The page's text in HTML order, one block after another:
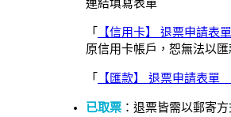
連結填寫表單
「 【信用卡】 退票申請表
原信用卡帳戶，恕無法以
「 【匯款】 退票申請表單
已取票 ：退票皆需以郵寄